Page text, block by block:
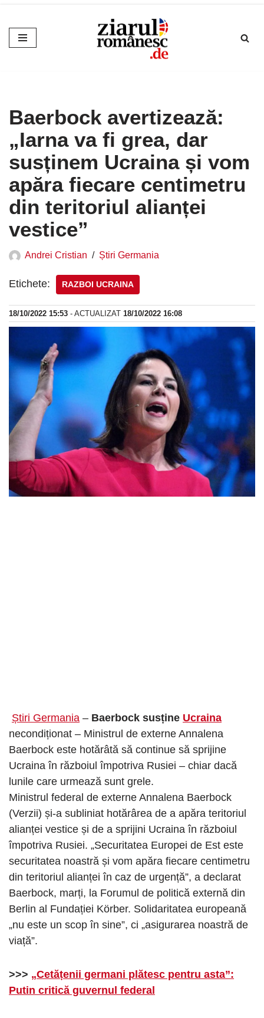
Sari
la
Baerbock avertizează:
„Iarna va fi grea, dar
susținem Ucraina și vom
apăra fiecare centimetru
din teritoriul alianței
vestice”
Andrei Cristian Știri Germania
Etichete: RAZBOI UCRAINA
18/10/2022 15:53 - ACTUALIZAT 18/10/2022 16:08
Știri Germania – Baerbock susține Ucraina
necondiționat – Ministrul de externe Annalena
Baerbock este hotărâtă să continue să sprijine
Ucraina în războiul împotriva Rusiei – chiar dacă
lunile care urmează sunt grele.
Ministrul federal de externe Annalena Baerbock
(Verzii) și-a subliniat hotărârea de a apăra teritoriul
alianței vestice și de a sprijini Ucraina în războiul
împotriva Rusiei. „Securitatea Europei de Est este
securitatea noastră și vom apăra fiecare centimetru
din teritoriul alianței în caz de urgență”, a declarat
Baerbock, marți, la Forumul de politică externă din
Berlin al Fundației Körber. Solidaritatea europeană
„nu este un scop în sine”, ci „asigurarea noastră de
viață”.
>>> „Cetățenii germani plătesc pentru asta”:
Putin critică guvernul federal